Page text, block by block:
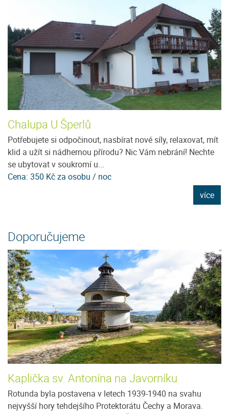
Chalupa U Šperlů
Potřebujete si odpočinout, nasbírat nové síly, relaxovat, mít
klid a užít si nádhernou přírodu? Nic Vám nebrání! Nechte
se ubytovat v soukromí u...
Cena: 350 Kč za osobu / noc
více
Doporučujeme
Kaplička sv. Antonína na Javorníku
Rotunda byla postavena v letech 1939-1940 na svahu
nejvyšší hory tehdejšího Protektorátu Čechy a Morava.